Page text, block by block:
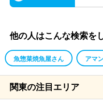
他の人はこんな検索を
魚惣菜焼魚屋さん アマ
関東の注目エリア